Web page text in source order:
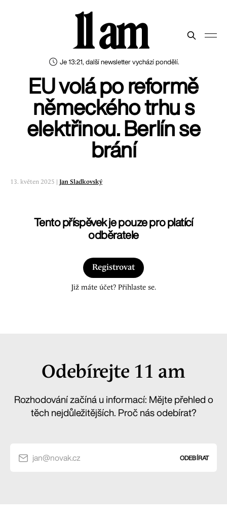
Je 13:21, další newsletter vychází pondělí.
11 am
EU volá po reformě
německého trhu s
elektřinou. Berlín se
brání
13. květen 2025 | Jan Sladkovský
Tento příspěvek je pouze pro platící
odběratele
Registrovat
Již máte účet? Přihlaste se.
Odebírejte 11 am
Rozhodování začíná u informací: Mějte přehled o
těch nejdůležitějších. Proč nás odebírat?
jan@novak.cz ODEBÍRAT